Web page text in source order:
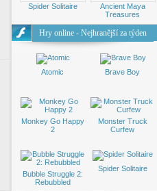
Ancient Maya
Treasures
Spider Solitaire
Hry online - Nejhranější za týden
Brave Boy
Atomic
Monster Truck
Curfew
Monkey Go Happy
2
Spider Solitaire
Bubble Struggle 2:
Rebubbled